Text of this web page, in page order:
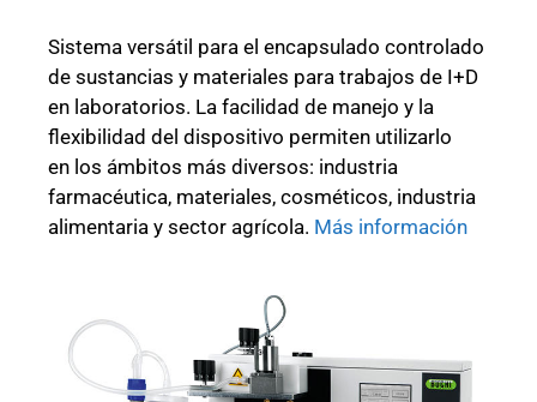
Sistema versátil para el encapsulado controlado
de sustancias y materiales para trabajos de I+D
en laboratorios. La facilidad de manejo y la
flexibilidad del dispositivo permiten utilizarlo
en los ámbitos más diversos: industria
farmacéutica, materiales, cosméticos, industria
alimentaria y sector agrícola. Más información